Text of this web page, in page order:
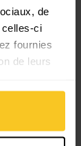
de
celles-ci
fournies
de leurs